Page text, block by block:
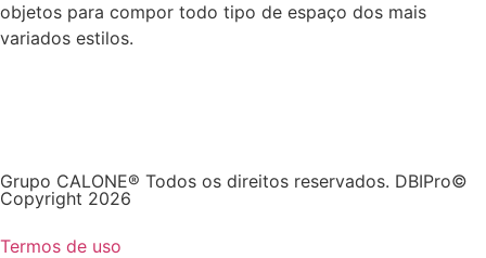
objetos para compor todo tipo de espaço dos mais
variados estilos.
Grupo CALONE® Todos os direitos reservados. DBIPro©
Copyright 2026
Termos de uso